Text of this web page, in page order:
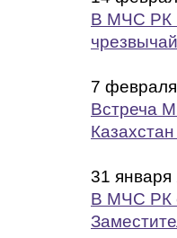
В МЧС РК
7
Встреча
31 января
В МЧС РК